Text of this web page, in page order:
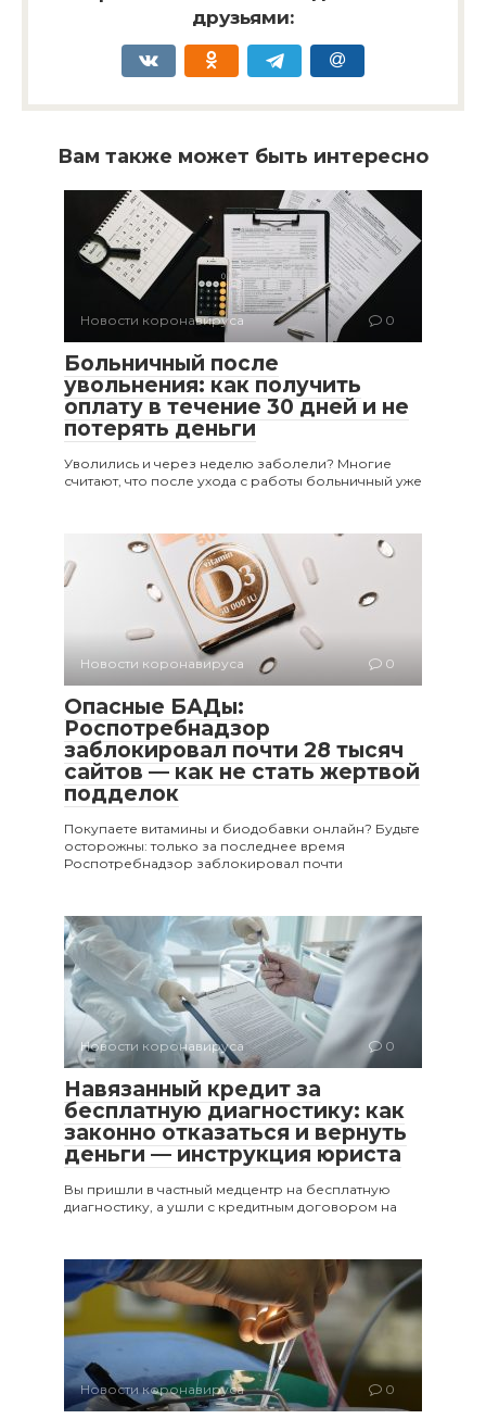
друзьями:
Вам также может быть интересно
Новости коронавируса 0
Больничный после
увольнения: как получить
оплату в течение 30 дней и не
потерять деньги
Уволились и через неделю заболели? Многие
считают, что после ухода с работы больничный уже
Новости коронавируса 0
Опасные БАДы:
Роспотребнадзор
заблокировал почти 28 тысяч
сайтов — как не стать жертвой
подделок
Покупаете витамины и биодобавки онлайн? Будьте
осторожны: только за последнее время
Роспотребнадзор заблокировал почти
Новости коронавируса 0
Навязанный кредит за
бесплатную диагностику: как
законно отказаться и вернуть
деньги — инструкция юриста
Вы пришли в частный медцентр на бесплатную
диагностику, а ушли с кредитным договором на
Новости коронавируса 0